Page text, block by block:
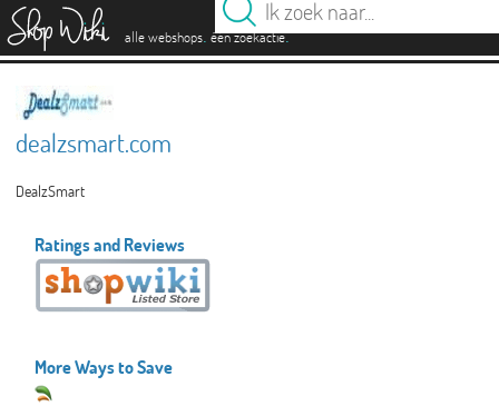
alle webshops. één zoekactie.
dealzsmart.com
DealzSmart
Ratings and Reviews
More Ways to Save